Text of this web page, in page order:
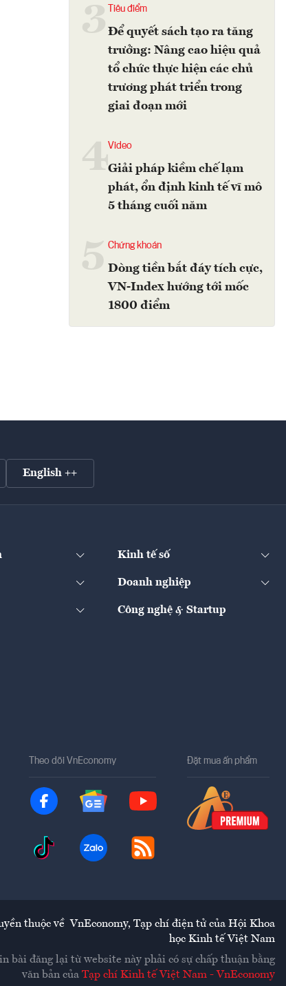
Tiêu điểm
Để quyết sách tạo ra tăng
trưởng: Nâng cao hiệu quả
tổ chức thực hiện các chủ
trương phát triển trong
giai đoạn mới
4Video
Giải pháp kiềm chế lạm
phát, ổn định kinh tế vĩ mô
5 tháng cuối năm
Chứng khoán
Dòng tiền bắt đáy tích cực,
VN-Index hướng tới mốc
1800 điểm
English ++
Kinh tế số
Doanh nghiệp
Công nghệ & Startup
Theo dõi VnEconomy Đặt mua ấn phẩm
thuộc về VnEconomy, Tạp chí điện tử của Hội Khoa
học Kinh tế Việt Nam
bài đăng lại từ website này phải có sự chấp thuận bằng
văn bản của Tạp chí Kinh tế Việt Nam - VnEconomy